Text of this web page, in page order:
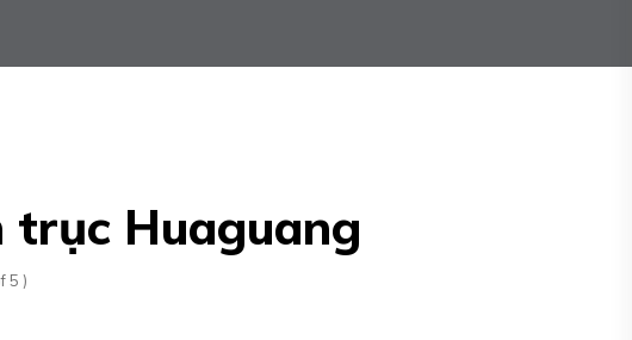
trục Huaguang
5 )